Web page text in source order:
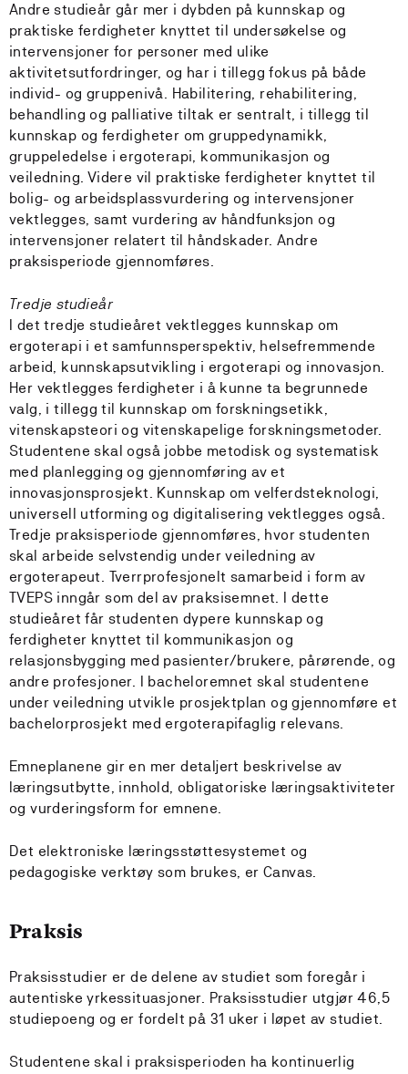
Andre studieår går mer i dybden på kunnskap og
praktiske ferdigheter knyttet til undersøkelse og
intervensjoner for personer med ulike
aktivitetsutfordringer, og har i tillegg fokus på både
individ- og gruppenivå. Habilitering, rehabilitering,
behandling og palliative tiltak er sentralt, i tillegg til
kunnskap og ferdigheter om gruppedynamikk,
gruppeledelse i ergoterapi, kommunikasjon og
veiledning. Videre vil praktiske ferdigheter knyttet til
bolig- og arbeidsplassvurdering og intervensjoner
vektlegges, samt vurdering av håndfunksjon og
intervensjoner relatert til håndskader. Andre
praksisperiode gjennomføres.
Tredje studieår
I det tredje studieåret vektlegges kunnskap om
ergoterapi i et samfunnsperspektiv, helsefremmende
arbeid, kunnskapsutvikling i ergoterapi og innovasjon.
Her vektlegges ferdigheter i å kunne ta begrunnede
valg, i tillegg til kunnskap om forskningsetikk,
vitenskapsteori og vitenskapelige forskningsmetoder.
Studentene skal også jobbe metodisk og systematisk
med planlegging og gjennomføring av et
innovasjonsprosjekt. Kunnskap om velferdsteknologi,
universell utforming og digitalisering vektlegges også.
Tredje praksisperiode gjennomføres, hvor studenten
skal arbeide selvstendig under veiledning av
ergoterapeut. Tverrprofesjonelt samarbeid i form av
TVEPS inngår som del av praksisemnet. I dette
studieåret får studenten dypere kunnskap og
ferdigheter knyttet til kommunikasjon og
relasjonsbygging med pasienter/brukere, pårørende, og
andre profesjoner. I bacheloremnet skal studentene
under veiledning utvikle prosjektplan og gjennomføre et
bachelorprosjekt med ergoterapifaglig relevans.
Emneplanene gir en mer detaljert beskrivelse av
læringsutbytte, innhold, obligatoriske læringsaktiviteter
og vurderingsform for emnene.
Det elektroniske læringsstøttesystemet og
pedagogiske verktøy som brukes, er Canvas.
Praksis
Praksisstudier er de delene av studiet som foregår i
autentiske yrkessituasjoner. Praksisstudier utgjør 46,5
studiepoeng og er fordelt på 31 uker i løpet av studiet.
Studentene skal i praksisperioden ha kontinuerlig